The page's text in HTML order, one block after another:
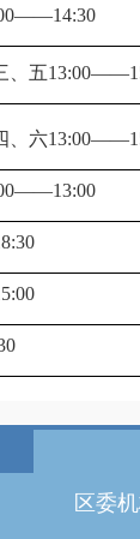
、五
、六
区委